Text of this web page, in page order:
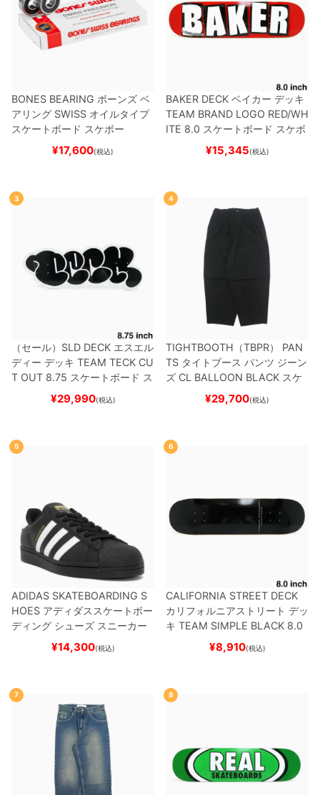
BONES BEARING ボーンズ ベ
アリング SWISS オイルタイプ
スケートボード スケボー
¥17,600(税込)
BAKER DECK ベイカー デッキ
TEAM BRAND LOGO RED/WH
ITE 8.0 スケートボード スケボ
¥15,345(税込)
3
（セール） SLD DECK エスエル
ディー デッキ TEAM TECK CU
T OUT 8.75 スケートボード ス
¥29,990(税込)
4
TIGHTBOOTH（TBPR） PAN
TS タイトブース パンツ ジーン
ズ CL BALLOON BLACK スケ
ートボード スケボー
¥29,700(税込)
5
ADIDAS SKATEBOARDING S
HOES アディダススケートボー
ディング シューズ スニーカー
スーパースター SUPERSTAR A
BLACK/WHITE/WHITE
ー
¥14,300(税込)
6
CALIFORNIA STREET DECK
カリフォルニアストリート デッ
キ TEAM SIMPLE BLACK 8.0
ブランク（BBS / GENERATO
スケートボード スケボー
¥8,910(税込)
7 8